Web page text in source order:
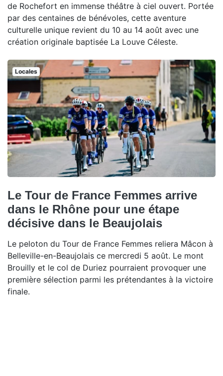
de Rochefort en immense théâtre à ciel ouvert. Portée
par des centaines de bénévoles, cette aventure
culturelle unique revient du 10 au 14 août avec une
création originale baptisée La Louve Céleste.
Locales
Le Tour de France Femmes arrive
dans le Rhône pour une étape
décisive dans le Beaujolais
Le peloton du Tour de France Femmes reliera Mâcon à
Belleville-en-Beaujolais ce mercredi 5 août. Le mont
Brouilly et le col de Duriez pourraient provoquer une
première sélection parmi les prétendantes à la victoire
finale.